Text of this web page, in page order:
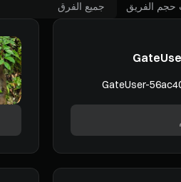
الفريق جميع الفرق
GateUser-